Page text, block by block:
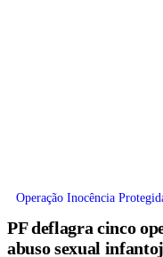
Operação Inocência
PF deflagra cinco
abuso sexual